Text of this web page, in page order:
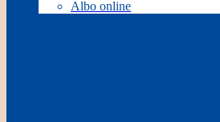
Albo online